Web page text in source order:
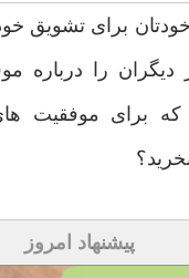
برای تشویق
را درباره
که برای موفقیت
پیشنهاد امروز